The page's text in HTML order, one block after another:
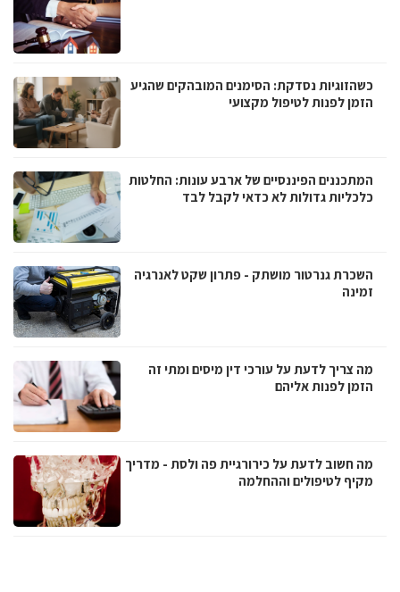
כשהזוגיות נסדקת: הסימנים המובהקים שהגיע
הזמן לפנות לטיפול מקצועי
המתכננים הפיננסיים של ארבע עונות: החלטות
כלכליות גדולות לא כדאי לקבל לבד
השכרת גנרטור מושתק - פתרון שקט לאנרגיה
זמינה
מה צריך לדעת על עורכי דין מיסים ומתי זה
הזמן לפנות אליהם
מה חשוב לדעת על כירורגיית פה ולסת - מדריך
מקיף לטיפולים וההחלמה